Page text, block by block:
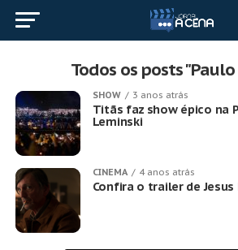
Todos os posts
SHOW 3 anos atrás
Titãs faz show épico na
Leminski
CINEMA 4 anos atrás
Confira o trailer de Jesus